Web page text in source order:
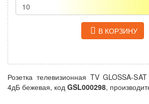
В КОРЗИНУ
Розетка телевизионная TV GLOSSA-
4дБ бежевая, код GSL000298,